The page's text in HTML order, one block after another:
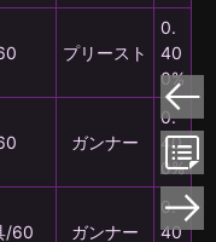
プリースト
0.
40
0%
ガンナー
0.
40
0%
/60 ガンナー
0.
40